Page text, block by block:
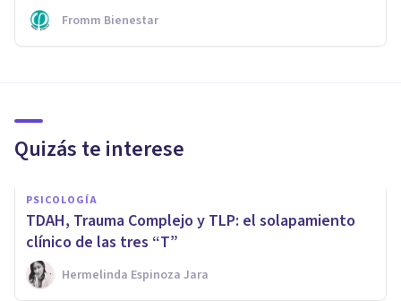
Fromm Bienestar
Quizás te interese
PSICOLOGÍA
TDAH, Trauma Complejo y TLP: el solapamiento
clínico de las tres “T”
Hermelinda Espinoza Jara